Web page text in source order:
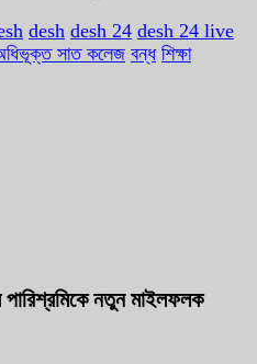
desh desh 24 desh 24 live
অধিভূক্ত সাত কলেজ বন্ধ শিক্ষা
পারিশ্রমিকে নতুন মাইলফলক